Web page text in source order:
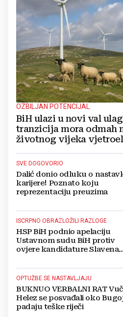
OZBILJAN POTENCIJAL
BiH ulazi u novi val
tranzicija mora odmah
životnog vijeka
SVE DOGOVORIO
Dalić donio odluku o
karijere! Poznato koju
reprezentaciju preuzima
ISCRPNO OBRAZLOŽILI RAZLOGE
HSP BiH podnio apelaciju
Ustavnom sudu BiH protiv
ovjere kandidature Slavena
OPTUŽBE SE NASTAVLJAJU
BUKNUO VERBALNI RAT
Helez se posvađali oko
padaju teške riječi